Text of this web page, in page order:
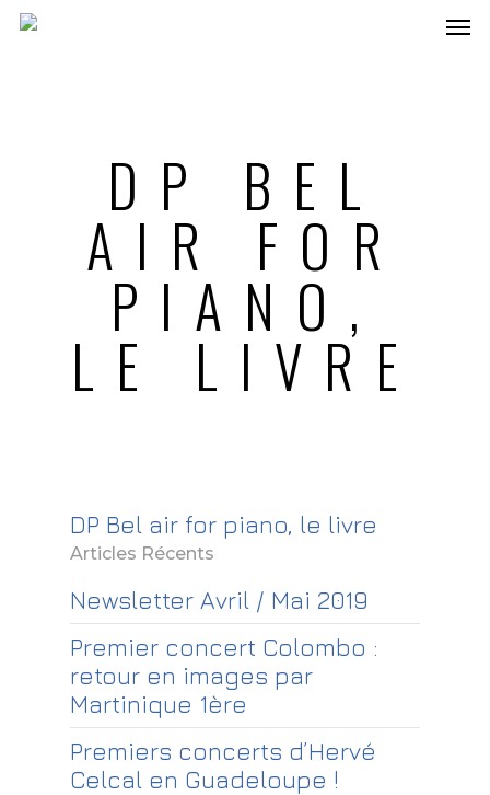
DP BEL
AIR FOR
PIANO,
LE LIVRE
DP Bel air for piano, le livre
Articles Récents
Newsletter Avril / Mai 2019
Premier concert Colombo :
retour en images par
Martinique 1ère
Premiers concerts d’Hervé
Celcal en Guadeloupe !